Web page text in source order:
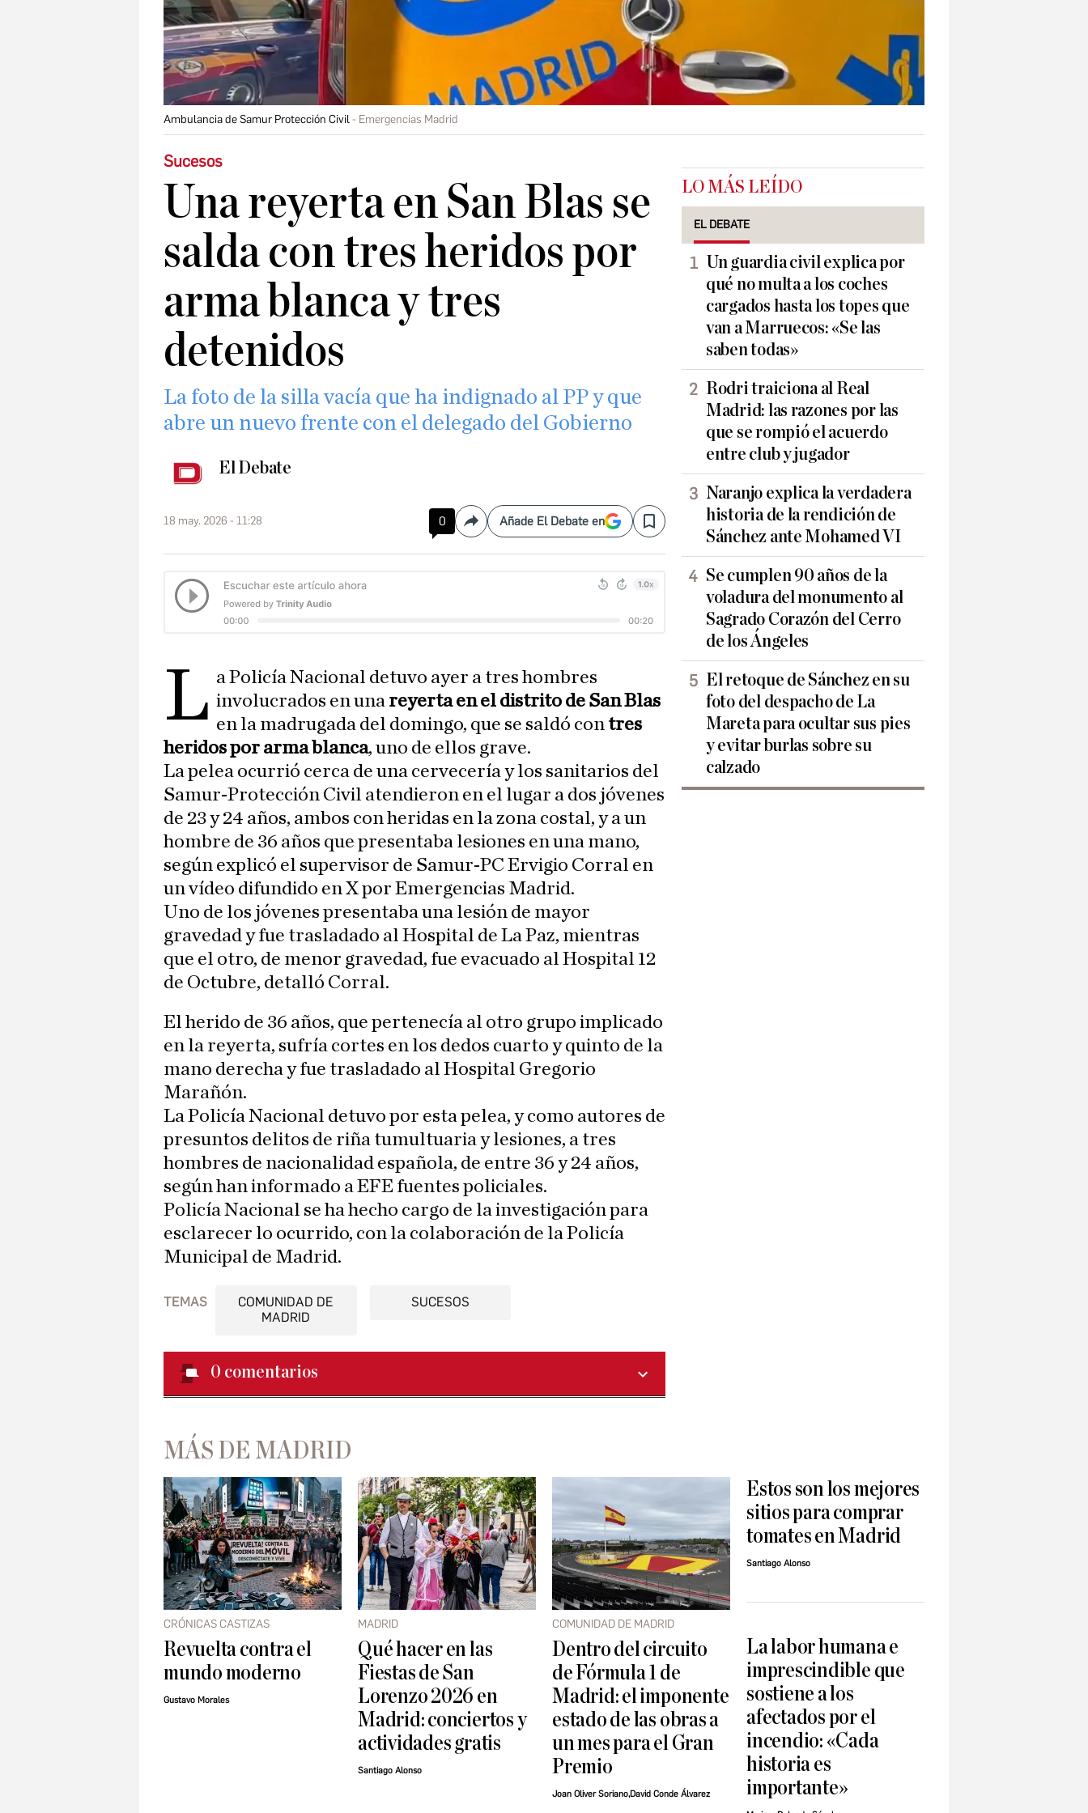
Ambulancia de Samur Protección Civil Emergencias Madrid
Sucesos
Una reyerta en San Blas se
salda con tres heridos por
arma blanca y tres
detenidos
La foto de la silla vacía que ha indignado al PP y que
abre un nuevo frente con el delegado del Gobierno
El Debate
18 may. 2026 - 11:28 0 CompartirAñade El Debate en Save
L a Policía Nacional detuvo ayer a tres hombres
involucrados en una reyerta en el distrito de San Blas
en la madrugada del domingo, que se saldó con tres
heridos por arma blanca, uno de ellos grave.
La pelea ocurrió cerca de una cervecería y los sanitarios del
Samur-Protección Civil atendieron en el lugar a dos jóvenes
de 23 y 24 años, ambos con heridas en la zona costal, y a un
hombre de 36 años que presentaba lesiones en una mano,
según explicó el supervisor de Samur-PC Ervigio Corral en
un vídeo difundido en X por Emergencias Madrid.
Uno de los jóvenes presentaba una lesión de mayor
gravedad y fue trasladado al Hospital de La Paz, mientras
que el otro, de menor gravedad, fue evacuado al Hospital 12
de Octubre, detalló Corral.
El herido de 36 años, que pertenecía al otro grupo implicado
en la reyerta, sufría cortes en los dedos cuarto y quinto de la
mano derecha y fue trasladado al Hospital Gregorio
Marañón.
La Policía Nacional detuvo por esta pelea, y como autores de
presuntos delitos de riña tumultuaria y lesiones, a tres
hombres de nacionalidad española, de entre 36 y 24 años,
según han informado a EFE fuentes policiales.
Policía Nacional se ha hecho cargo de la investigación para
esclarecer lo ocurrido, con la colaboración de la Policía
Municipal de Madrid.
TEMAS
COMUNIDAD DE
MADRID
SUCESOS
0 comentarios
LO MÁS LEÍDO
EL DEBATE
Un guardia civil explica por
qué no multa a los coches
cargados hasta los topes que
van a Marruecos: «Se las
saben todas»
Rodri traiciona al Real
Madrid: las razones por las
que se rompió el acuerdo
entre club y jugador
Naranjo explica la verdadera
historia de la rendición de
Sánchez ante Mohamed VI
Se cumplen 90 años de la
voladura del monumento al
Sagrado Corazón del Cerro
de los Ángeles
El retoque de Sánchez en su
foto del despacho de La
Mareta para ocultar sus pies
y evitar burlas sobre su
calzado
MÁS DE MADRID
CRÓNICAS CASTIZAS
Revuelta contra el
mundo moderno
Gustavo Morales
MADRID
Qué hacer en las
Fiestas de San
Lorenzo 2026 en
Madrid: conciertos y
actividades gratis
Santiago Alonso
COMUNIDAD DE MADRID
Dentro del circuito
de Fórmula 1 de
Madrid: el imponente
estado de las obras a
un mes para el Gran
Premio
Joan Oliver Soriano,David Conde Álvarez
Estos son los mejores
sitios para comprar
tomates en Madrid
Santiago Alonso
La labor humana e
imprescindible que
sostiene a los
afectados por el
incendio: «Cada
historia es
importante»